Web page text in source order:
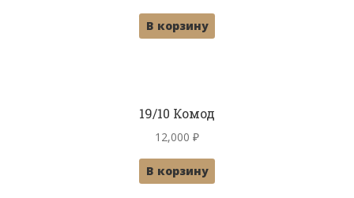
В корзину
19/10 Комод
12,000 ₽
В корзину